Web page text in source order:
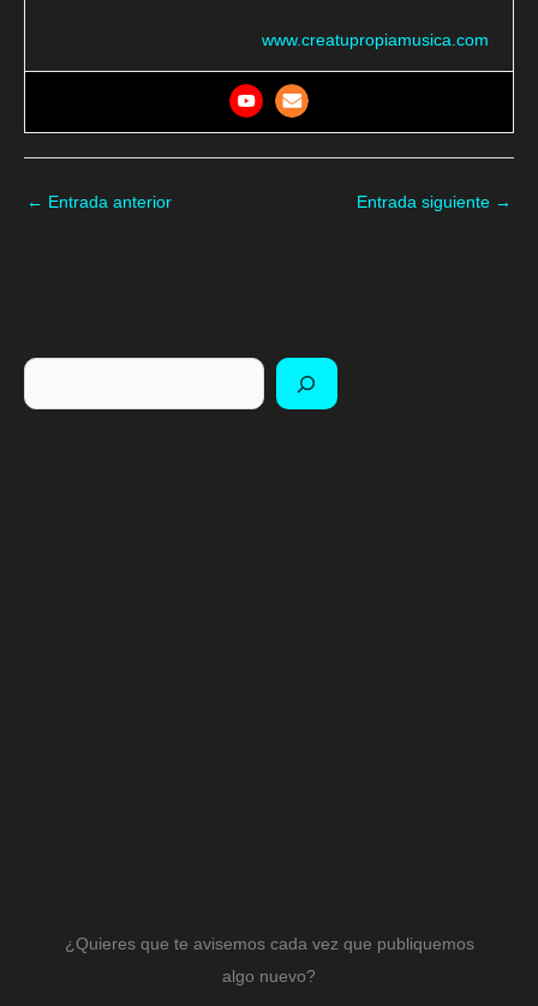
www.creatupropiamusica.com
← Entrada anterior Entrada siguiente →
Buscar
¿Quieres que te avisemos cada vez que publiquemos
algo nuevo?